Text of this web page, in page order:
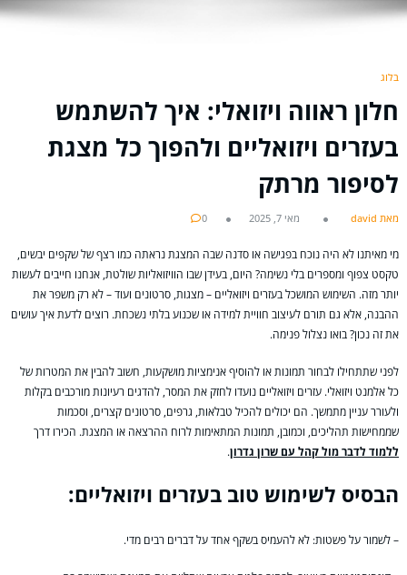
בלוג
חלון ראווה ויזואלי: איך להשתמש
בעזרים ויזואליים ולהפוך כל מצגת
לסיפור מרתק
מאת david מאי 7, 2025 0
מי מאיתנו לא היה נוכח בפגישה או סדנה שבה המצגת נראתה כמו רצף של שקפים יבשים,
טקסט צפוף ומספרים בלי נשימה? היום, בעידן שבו הוויזואליות שולטת, אנחנו חייבים לעשות
יותר מזה. השימוש המושכל בעזרים ויזואליים – מצגות, סרטונים ועוד – לא רק משפר את
ההבנה, אלא גם תורם לעיצוב חוויית למידה או שכנוע בלתי נשכחת. רוצים לדעת איך עושים
את זה נכון? בואו נצלול פנימה.
לפני שתתחילו לבחור תמונות או להוסיף אנימציות מושקעות, חשוב להבין את המטרות של
כל אלמנט ויזואלי. עזרים ויזואליים נועדו לחזק את המסר, להדגים רעיונות מורכבים בקלות
ולעורר עניין מתמשך. הם יכולים להכיל טבלאות, גרפים, סרטונים קצרים, וסכמות
שממחישות תהליכים, וכמובן, תמונות המתאימות לרוח ההרצאה או המצגת. הכירו דרך
ללמוד לדבר מול קהל עם שרון גדרון.
הבסיס לשימוש טוב בעזרים ויזואליים:
– לשמור על פשטות: לא להעמיס בשקף אחד על דברים רבים מדי.